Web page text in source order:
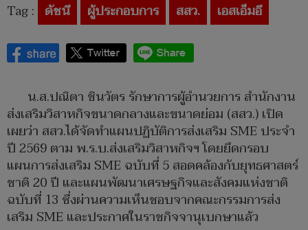
Tag : ดัชนี ผู้ประกอบการ สสว. เอสเอ็มอี
น.ส.ปณิตา ชินวัตร รักษาการผู้อำนวยการ สำนักงาน
ส่งเสริมวิสาหกิจขนาดกลางและขนาดย่อม (สสว.) เปิด
เผยว่า สสว.ได้จัดทำแผนปฏิบัติการส่งเสริม SME ประจำ
ปี 2569 ตาม พ.ร.บ.ส่งเสริมวิสาหกิจฯ โดยยึดกรอบ
แผนการส่งเสริม SME ฉบับที่ 5 สอดคล้องกับยุทธศาสตร์
ชาติ 20 ปี และแผนพัฒนาเศรษฐกิจและสังคมแห่งชาติ
ฉบับที่ 13 ซึ่งผ่านความเห็นชอบจากคณะกรรมการส่ง
เสริม SME และประกาศในราชกิจจานุเบกษาแล้ว